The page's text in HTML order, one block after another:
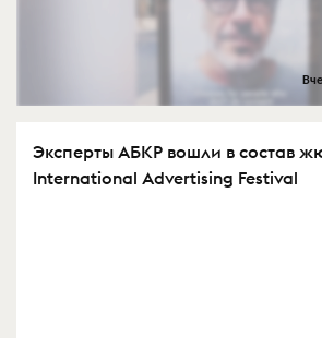
Эксперты АБКР вошли в состав
International Advertising Festival